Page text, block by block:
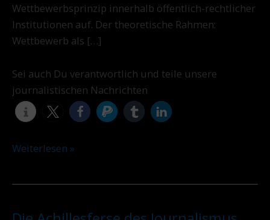
Wettbewerbsprinzip innerhalb öffentlich-rechtlicher
Institutionen auf. Der theoretische Rahmen:
Wettbewerb als […]
Sei auch Du verantwortlich und teile unsere
journalistischen Nachrichten
Weiterlesen »
Die